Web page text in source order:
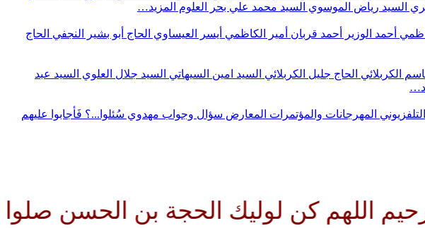
السيد رياض الموسوي السيد محمد علي بحر العلوم المزيد…
أحمد الوزير أحمد قربان أمير الكاظمي أيسر العيساوي الحاج أبو بشير النجفي الحاج
الكربلائي الحاج جليل الكربلائي السيد امين السيهاتي السيد جلال العلوي السيد عبد
المهرجانات والمؤتمرات المعارض سؤال وجواب مهدوي سُئلوا...؟ فَأجابوا عليهم
كن لوليك الحجة بن الحسن صلواتك عليه